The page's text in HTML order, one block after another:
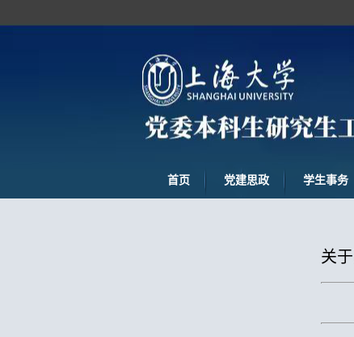
首页 党建思政 学生事务
关